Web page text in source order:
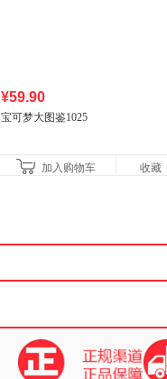
¥59.90
宝可梦大图鉴1025
加入购物车 收藏